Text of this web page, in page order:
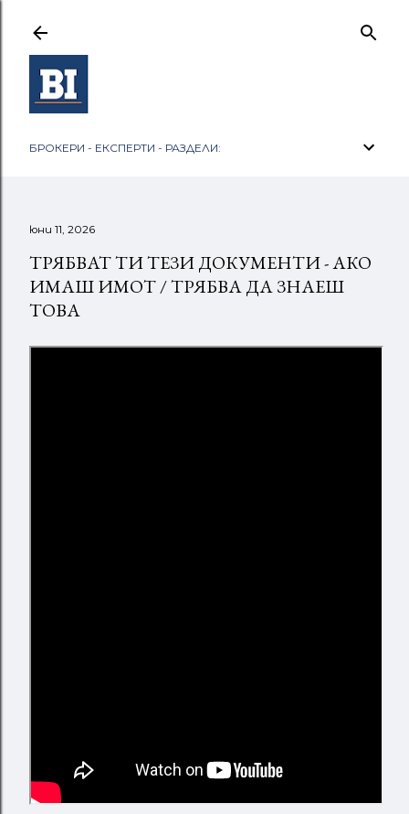
БРОКЕРИ - ЕКСПЕРТИ - РАЗДЕЛИ:
юни 11, 2026
ТРЯБВАТ ТИ ТЕЗИ ДОКУМЕНТИ - АКО
ИМАШ ИМОТ / ТРЯБВА ДА ЗНАЕШ
ТОВА